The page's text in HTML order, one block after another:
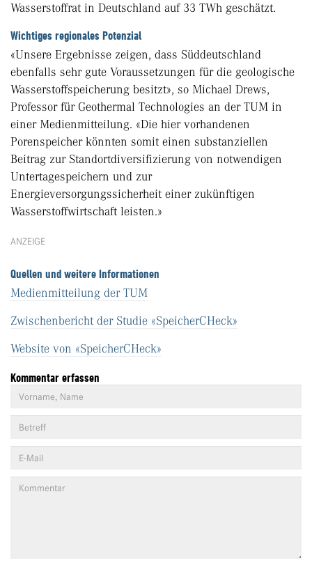
Wasserstoffrat in Deutschland auf 33 TWh geschätzt.
Wichtiges regionales Potenzial
«Unsere Ergebnisse zeigen, dass Süddeutschland
ebenfalls sehr gute Voraussetzungen für die geologische
Wasserstoffspeicherung besitzt», so Michael Drews,
Professor für Geothermal Technologies an der TUM in
einer Medienmitteilung. «Die hier vorhandenen
Porenspeicher könnten somit einen substanziellen
Beitrag zur Standortdiversifizierung von notwendigen
Untertagespeichern und zur
Energieversorgungssicherheit einer zukünftigen
Wasserstoffwirtschaft leisten.»
ANZEIGE
Quellen und weitere Informationen
Medienmitteilung der TUM
Zwischenbericht der Studie «SpeicherCHeck»
Website von «SpeicherCHeck»
Kommentar erfassen